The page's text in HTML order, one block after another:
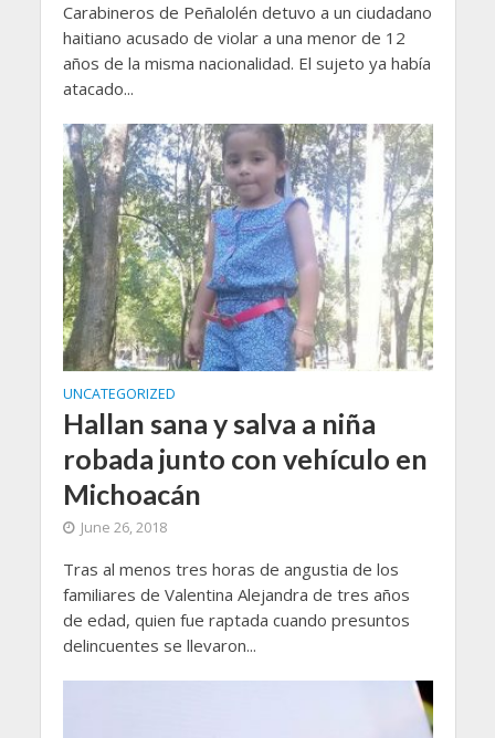
Carabineros de Peñalolén detuvo a un ciudadano
haitiano acusado de violar a una menor de 12
años de la misma nacionalidad. El sujeto ya había
atacado...
UNCATEGORIZED
Hallan sana y salva a niña
robada junto con vehículo en
Michoacán
June 26, 2018
Tras al menos tres horas de angustia de los
familiares de Valentina Alejandra de tres años
de edad, quien fue raptada cuando presuntos
delincuentes se llevaron...